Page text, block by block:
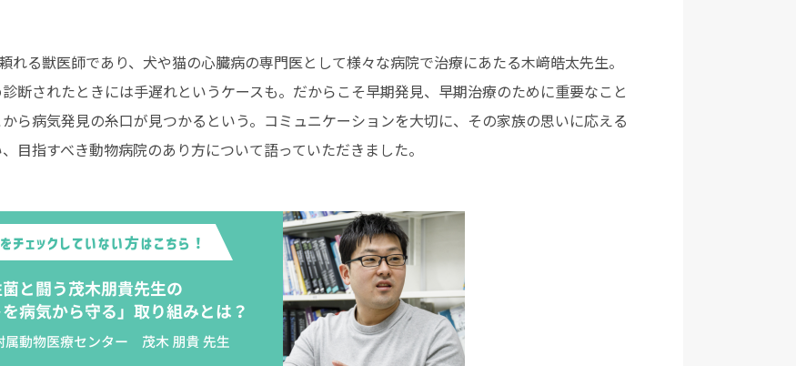
れる獣医師であり、犬や猫の心臓病の専門医として様々な病院で治療にあたる木﨑皓太先生。
断されたときには手遅れというケースも。だからこそ早期発見、早期治療のために重要なこと
ら病気発見の糸口が見つかるという。コミュニケーションを大切に、その家族の思いに応える
目指すべき動物病院のあり方について語っていただきました。